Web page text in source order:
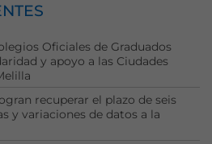
Oficiales de Graduados
y apoyo a las Ciudades
recuperar el plazo de seis
y variaciones de datos a la
Necesarias
son
opcionales.